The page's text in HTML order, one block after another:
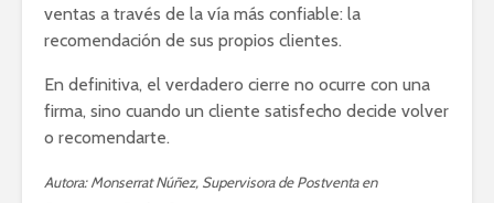
ventas a través de la vía más confiable: la
recomendación de sus propios clientes.
En definitiva, el verdadero cierre no ocurre con una
firma, sino cuando un cliente satisfecho decide volver
o recomendarte.
Autora: Monserrat Núñez, Supervisora de Postventa en